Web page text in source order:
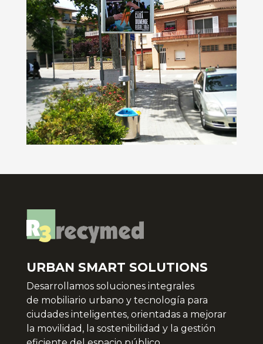
URBAN SMART SOLUTIONS
Desarrollamos soluciones integrales
de mobiliario urbano y tecnología para
ciudades inteligentes, orientadas a mejorar
la movilidad, la sostenibilidad y la gestión